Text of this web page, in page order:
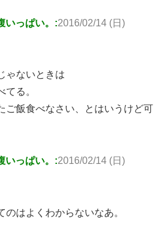
いっぱい。:2016/02/14 (日)
ゃないときは
る。
ご飯食べなさい、とはいうけど可
いっぱい。:2016/02/14 (日)
はよくわからないなあ。